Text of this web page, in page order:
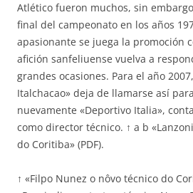
Atlético fueron muchos, sin
final del campeonato en los años
apasionante se juega la promoción
afición sanfeliuense vuelva a
grandes ocasiones. Para el año
Italchacao» deja de llamarse así
nuevamente «Deportivo Italia»,
como director técnico. ↑ a b
do Coritiba» (PDF).
↑ «Filpo Nunez o nôvo técnico do